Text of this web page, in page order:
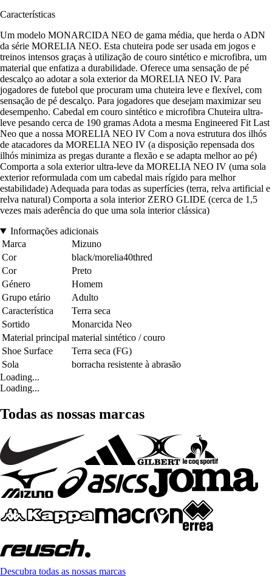
Características
Um modelo MONARCIDA NEO de gama média, que herda o ADN
da série MORELIA NEO. Esta chuteira pode ser usada em jogos e
treinos intensos graças à utilização de couro sintético e microfibra, um
material que enfatiza a durabilidade. Oferece uma sensação de pé
descalço ao adotar a sola exterior da MORELIA NEO IV. Para
jogadores de futebol que procuram uma chuteira leve e flexível, com
sensação de pé descalço. Para jogadores que desejam maximizar seu
desempenho. Cabedal em couro sintético e microfibra Chuteira ultra-
leve pesando cerca de 190 gramas Adota a mesma Engineered Fit Last
Neo que a nossa MORELIA NEO IV Com a nova estrutura dos ilhós
de atacadores da MORELIA NEO IV (a disposição repensada dos
ilhós minimiza as pregas durante a flexão e se adapta melhor ao pé)
Comporta a sola exterior ultra-leve da MORELIA NEO IV (uma sola
exterior reformulada com um cabedal mais rígido para melhor
estabilidade) Adequada para todas as superfícies (terra, relva artificial e
relva natural) Comporta a sola interior ZERO GLIDE (cerca de 1,5
vezes mais aderência do que uma sola interior clássica)
Informações adicionais
Marca
Mizuno
Cor
black/morelia40thred
Cor
Preto
Género
Homem
Grupo etário
Adulto
Característica
Terra seca
Sortido
Monarcida Neo
Material principal material sintético / couro
Shoe Surface
Terra seca (FG)
Sola
borracha resistente à abrasão
Loading...
Loading...
Todas as nossas marcas
Descubra todas as nossas marcas